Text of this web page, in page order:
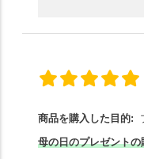
商品を購入した目的:
母の日のプレゼントの